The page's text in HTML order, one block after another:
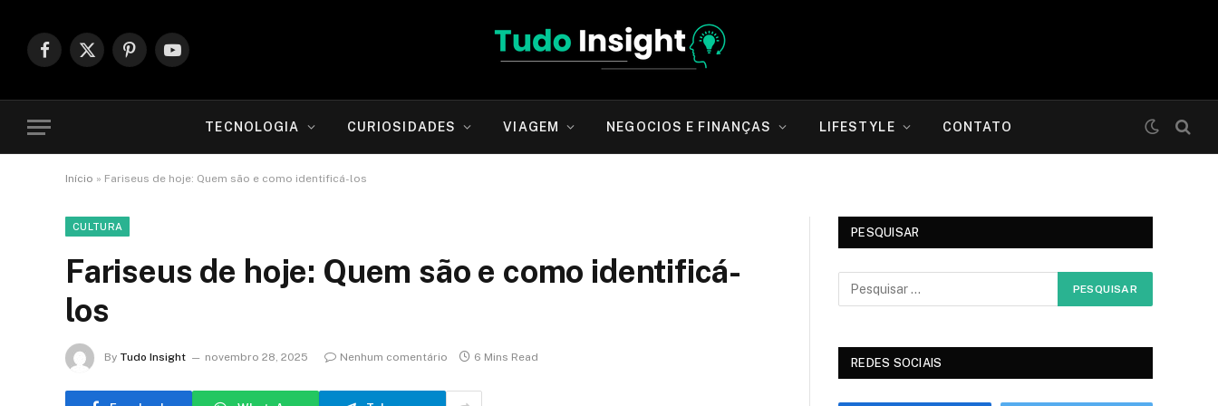
Facebook
X
PinterestYouTube
TECNOLOGIA CURIOSIDADES VIAGEM NEGOCIOS E FINANÇAS LIFESTYLE CONTATO
Início » Fariseus de hoje: Quem são e como identificá-los
CULTURA
Fariseus de hoje: Quem são e como identificá-
los
By Tudo Insight novembro 28, 2025 Nenhum comentário 6 Mins Read
PESQUISAR
REDES SOCIAIS